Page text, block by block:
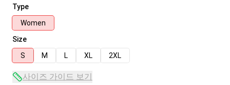
Type
Women
Size
S
M L XL 2XL
사이즈 가이드 보기